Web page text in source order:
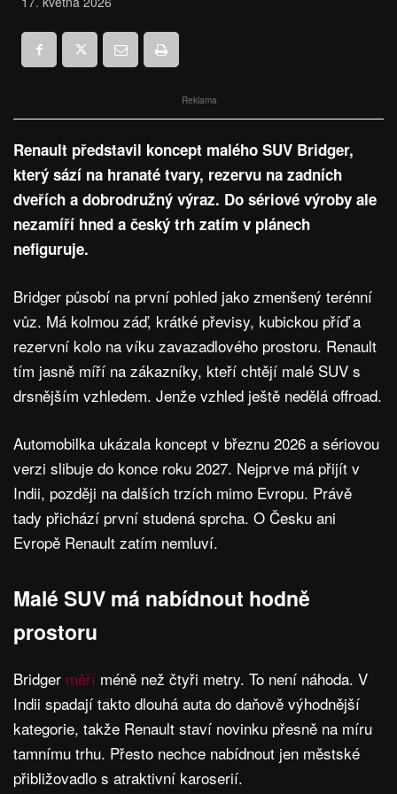
Reklama
Renault představil koncept malého SUV Bridger,
který sází na hranaté tvary, rezervu na zadních
dveřích a dobrodružný výraz. Do sériové výroby ale
nezamíří hned a český trh zatím v plánech
nefiguruje.
Bridger působí na první pohled jako zmenšený terénní
vůz. Má kolmou záď, krátké převisy, kubickou příď a
rezervní kolo na víku zavazadlového prostoru. Renault
tím jasně míří na zákazníky, kteří chtějí malé SUV s
drsnějším vzhledem. Jenže vzhled ještě nedělá offroad.
Automobilka ukázala koncept v březnu 2026 a sériovou
verzi slibuje do konce roku 2027. Nejprve má přijít v
Indii, později na dalších trzích mimo Evropu. Právě
tady přichází první studená sprcha. O Česku ani
Evropě Renault zatím nemluví.
Malé SUV má nabídnout hodně
prostoru
Bridger měří méně než čtyři metry. To není náhoda. V
Indii spadají takto dlouhá auta do daňově výhodnější
kategorie, takže Renault staví novinku přesně na míru
tamnímu trhu. Přesto nechce nabídnout jen městské
přibližovadlo s atraktivní karoserií.